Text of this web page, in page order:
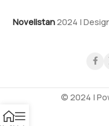
Novelistan2024 |
© 2024 |